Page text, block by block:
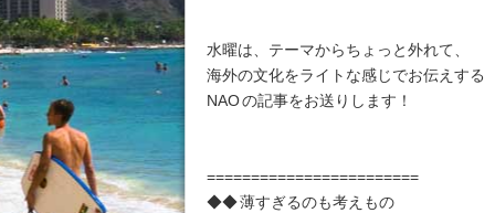
水曜は、テーマからちょっと外れて、
海外の文化をライトな感じでお伝えする
NAO の記事をお送りします！
========================
◆◆ 薄すぎるのも考えもの